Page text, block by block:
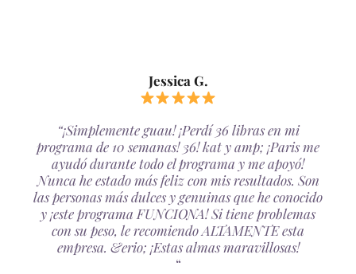
Jessica G.
“¡Simplemente guau! ¡Perdí 36 libras en mi
programa de 10 semanas! 36! kat y amp; ¡Paris me
ayudó durante todo el programa y me apoyó!
Nunca he estado más feliz con mis resultados. Son
las personas más dulces y genuinas que he conocido
y ¡este programa FUNCIONA! Si tiene problemas
con su peso, le recomiendo ALTAMENTE esta
empresa. &erio; ¡Estas almas maravillosas!
“